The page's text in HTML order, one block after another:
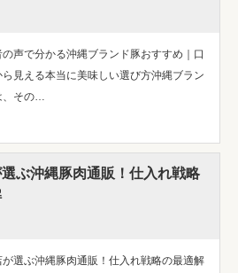
の声で分かる沖縄ブランド豚おすすめ｜口
ら見える本当に美味しい選び方沖縄ブラン
、その…
ぶ沖縄豚肉通販！仕入れ戦略
が選ぶ沖縄豚肉通販！仕入れ戦略の最適解